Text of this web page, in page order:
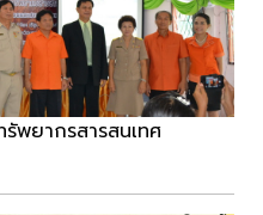
พยากรสารสนเทศ